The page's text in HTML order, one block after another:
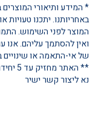
* המידע ותיאורי
באחריותנו. יתכנו
המוצר לפני השימוש.
ואין להסתמך עליהם. אנו
של אי-התאמה או שינויים
**
נא ליצור קשר ישיר